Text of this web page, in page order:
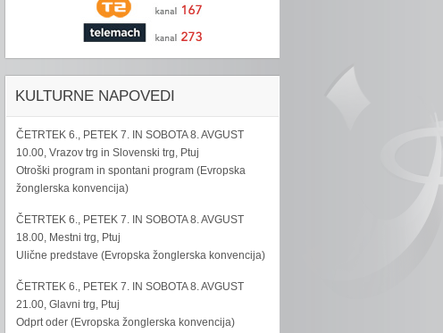
KULTURNE NAPOVEDI
ČETRTEK 6., PETEK 7. IN SOBOTA 8. AVGUST
10.00, Vrazov trg in Slovenski trg, Ptuj
Otroški program in spontani program (Evropska
žonglerska konvencija)
ČETRTEK 6., PETEK 7. IN SOBOTA 8. AVGUST
18.00, Mestni trg, Ptuj
Ulične predstave (Evropska žonglerska konvencija)
ČETRTEK 6., PETEK 7. IN SOBOTA 8. AVGUST
21.00, Glavni trg, Ptuj
Odprt oder (Evropska žonglerska konvencija)